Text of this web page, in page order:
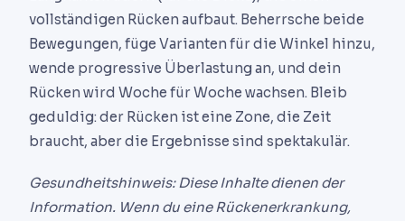
vollständigen Rücken aufbaut. Beherrsche beide
Bewegungen, füge Varianten für die Winkel hinzu,
wende progressive Überlastung an, und dein
Rücken wird Woche für Woche wachsen. Bleib
geduldig: der Rücken ist eine Zone, die Zeit
braucht, aber die Ergebnisse sind spektakulär.
Gesundheitshinweis: Diese Inhalte dienen der
Information. Wenn du eine Rückenerkrankung,